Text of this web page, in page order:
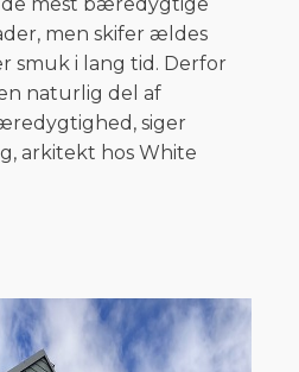
men skifer ældes
smuk i lang tid. Derfor
naturlig del af
siger
arkitekt hos White